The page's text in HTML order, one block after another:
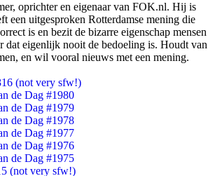
oprichter en eigenaar van FOK.nl. Hij is
een uitgesproken Rotterdamse mening die
is en bezit de bizarre eigenschap mensen
dat eigenlijk nooit de bedoeling is. Houdt van
en wil vooral nieuws met een mening.
(not very sfw!)
de Dag #1980
de Dag #1979
de Dag #1978
de Dag #1977
de Dag #1976
de Dag #1975
(not very sfw!)